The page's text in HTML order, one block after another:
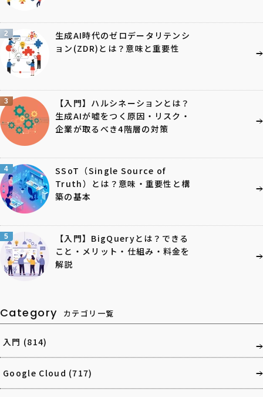
2
生成AI時代のゼロデータリテンシ
ョン(ZDR)とは？意味と重要性
3
【入門】ハルシネーションとは？
生成AIが嘘をつく原因・リスク・
企業が取るべき4階層の対策
4
SSoT（Single Source of
Truth）とは？意味・重要性と構
築の基本
5
【入門】BigQueryとは？できる
こと・メリット・仕組み・料金を
解説
Category カテゴリ一覧
入門 (814)
Google Cloud (717)